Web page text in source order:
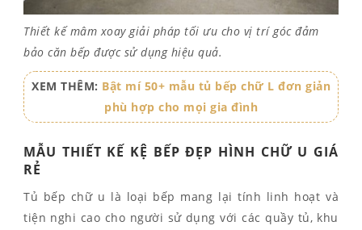
Thiết kế mâm xoay giải pháp tối ưu cho vị trí góc đảm
bảo căn bếp được sử dụng hiệu quả.
XEM THÊM: Bật mí 50+ mẫu tủ bếp chữ L đơn giản
phù hợp cho mọi gia đình
MẪU THIẾT KẾ KỆ BẾP ĐẸP HÌNH CHỮ U GIÁ
RẺ
Tủ bếp chữ u là loại bếp mang lại tính linh hoạt và
tiện nghi cao cho người sử dụng với các quầy tủ, khu